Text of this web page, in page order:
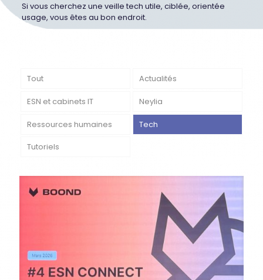
Si vous cherchez une veille tech utile, ciblée, orientée
usage, vous êtes au bon endroit.
Tout Actualités
ESN et cabinets IT Neylia
Ressources humaines Tech
Tutoriels